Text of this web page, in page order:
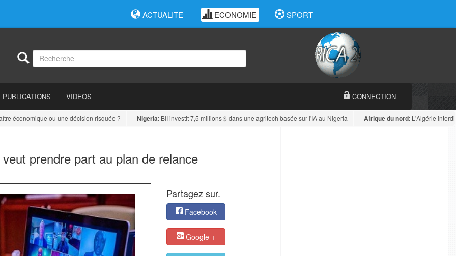
ACTUALITE ECONOMIE SPORT
PUBLICATIONS VIDEOS CONNECTION
économique ou une décision risquée ? Nigeria: BII investit 7,5 millions $ dans une agritech basée sur l'IA au Nigeria Afrique du nord: L'Algérie interdit
prendre part au plan de relance
Partagez sur.
Facebook
Google +